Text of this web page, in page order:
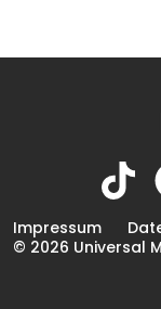
Impressum
© 2026 Universal